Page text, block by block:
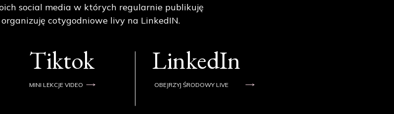
social media w których regularnie publikuję
cotygodniowe livy na LinkedIN.
Tiktok LinkedIn
MINI LEKCJE VIDEO OBEJRZYJ ŚRODOWY LIVE